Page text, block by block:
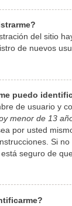
del sitio
de nuevos
puedo
de usuario y
menor de 13
por usted
Si
seguro de